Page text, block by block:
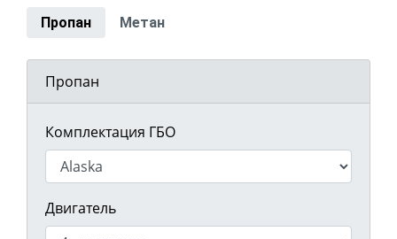
Пропан Метан
Пропан
Комплектация ГБО
Двигатель